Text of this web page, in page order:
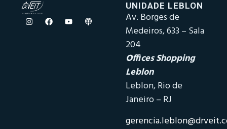
UNIDADE LEBLON
Av. Borges de
Medeiros, 633 – Sala
204
Offices Shopping
Leblon
Leblon, Rio de
Janeiro – RJ